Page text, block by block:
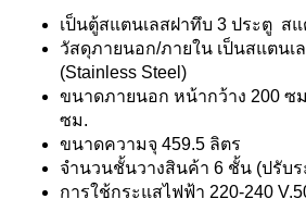
เป็นตู้สแตนเลสฝาทึบ 3 ประตู สแ
วัสดุภายนอก/ภายใน เป็นสแตนเ
(Stainless Steel)
ขนาดภายนอก หน้ากว้าง 200 ซ
ซม.
ขนาดความจุ 459.5 ลิตร
จำนวนชั้นวางสินค้า 6 ชั้น (ปรับร
การใช้กระแสไฟฟ้า 220-240